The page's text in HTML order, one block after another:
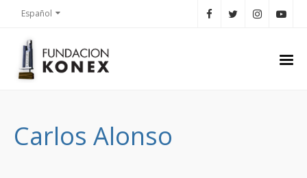
Español
Carlos Alonso